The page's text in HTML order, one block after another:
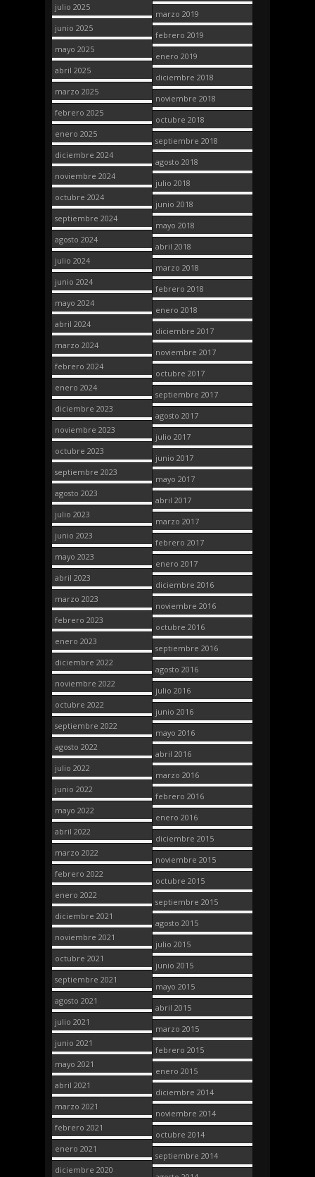
julio 2025
junio 2025
mayo 2025
abril 2025
marzo 2025
febrero 2025
enero 2025
diciembre 2024
noviembre 2024
octubre 2024
septiembre 2024
agosto 2024
julio 2024
junio 2024
mayo 2024
abril 2024
marzo 2024
febrero 2024
enero 2024
diciembre 2023
noviembre 2023
octubre 2023
septiembre 2023
agosto 2023
julio 2023
junio 2023
mayo 2023
abril 2023
marzo 2023
febrero 2023
enero 2023
diciembre 2022
noviembre 2022
octubre 2022
septiembre 2022
agosto 2022
julio 2022
junio 2022
mayo 2022
abril 2022
marzo 2022
febrero 2022
enero 2022
diciembre 2021
noviembre 2021
octubre 2021
septiembre 2021
agosto 2021
julio 2021
junio 2021
mayo 2021
abril 2021
marzo 2021
febrero 2021
enero 2021
diciembre 2020
marzo 2019
febrero 2019
enero 2019
diciembre 2018
noviembre 2018
octubre 2018
septiembre 2018
agosto 2018
julio 2018
junio 2018
mayo 2018
abril 2018
marzo 2018
febrero 2018
enero 2018
diciembre 2017
noviembre 2017
octubre 2017
septiembre 2017
agosto 2017
julio 2017
junio 2017
mayo 2017
abril 2017
marzo 2017
febrero 2017
enero 2017
diciembre 2016
noviembre 2016
octubre 2016
septiembre 2016
agosto 2016
julio 2016
junio 2016
mayo 2016
abril 2016
marzo 2016
febrero 2016
enero 2016
diciembre 2015
noviembre 2015
octubre 2015
septiembre 2015
agosto 2015
julio 2015
junio 2015
mayo 2015
abril 2015
marzo 2015
febrero 2015
enero 2015
diciembre 2014
noviembre 2014
octubre 2014
septiembre 2014